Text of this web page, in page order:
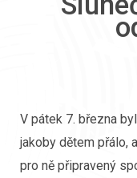
V pátek 7. března
jakoby dětem přálo,
pro ně připravený